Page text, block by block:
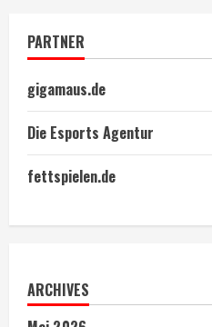
PARTNER
gigamaus.de
Die Esports Agentur
fettspielen.de
ARCHIVES